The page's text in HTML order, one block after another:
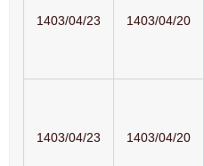
1403/04/20
1403/04/23
1403/04/20
1403/04/23